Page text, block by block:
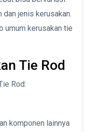
dan jenis kerusakan.
umum kerusakan tie
Tie Rod
Rod:
komponen lainnya